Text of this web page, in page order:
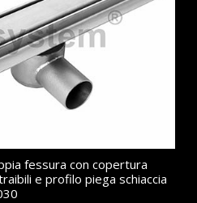
fessura con copertura
e profilo piega schiaccia